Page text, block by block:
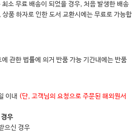
소 무료 배송이 되었을 경우, 처음 발생한 배송
품 하자로 인한 도서 교환시에는 무료로 가능합
관한 법률에 의거 반품 가능 기간내에는 반품
이내 (단, 고객님의 요청으로 주문된 해외원서
우
으신 경우